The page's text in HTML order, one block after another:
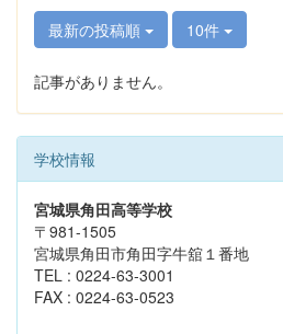
最新の投稿順 10件
記事がありません。
学校情報
宮城県角田高等学校
〒981-1505
宮城県角田市角田字牛舘１番地
TEL : 0224-63-3001
FAX : 0224-63-0523